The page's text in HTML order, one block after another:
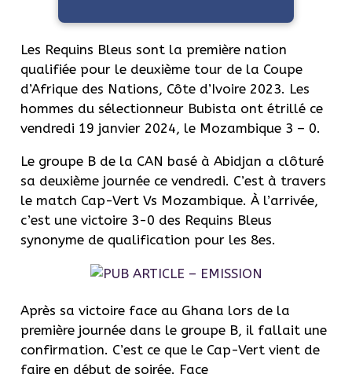
Les Requins Bleus sont la première nation
qualifiée pour le deuxième tour de la Coupe
d’Afrique des Nations, Côte d’Ivoire 2023. Les
hommes du sélectionneur Bubista ont étrillé ce
vendredi 19 janvier 2024, le Mozambique 3 – 0.
Le groupe B de la CAN basé à Abidjan a clôturé
sa deuxième journée ce vendredi. C’est à travers
le match Cap-Vert Vs Mozambique. À l’arrivée,
c’est une victoire 3-0 des Requins Bleus
synonyme de qualification pour les 8es.
Après sa victoire face au Ghana lors de la
première journée dans le groupe B, il fallait une
confirmation. C’est ce que le Cap-Vert vient de
faire en début de soirée. Face